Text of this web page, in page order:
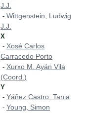
J.J.
- Wittgenstein, Ludwig
J.J.
X
- Xosé Carlos
Carracedo Porto
- Xurxo M. Ayán Vila
(Coord.)
Y
- Yáñez Castro, Tania
- Young, Simon